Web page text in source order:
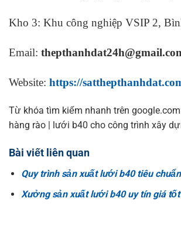
Kho 3: Khu công nghiệp VSIP 2,
Email:
Website: https://
Từ khóa tìm kiếm nhanh trên
hàng rào | lưới b40 cho công trình xây
Bài viết liên quan
Quy trình sản xuất lưới b40 tiêu chuẩn
Xưởng sản xuất lưới b40 uy tín giá